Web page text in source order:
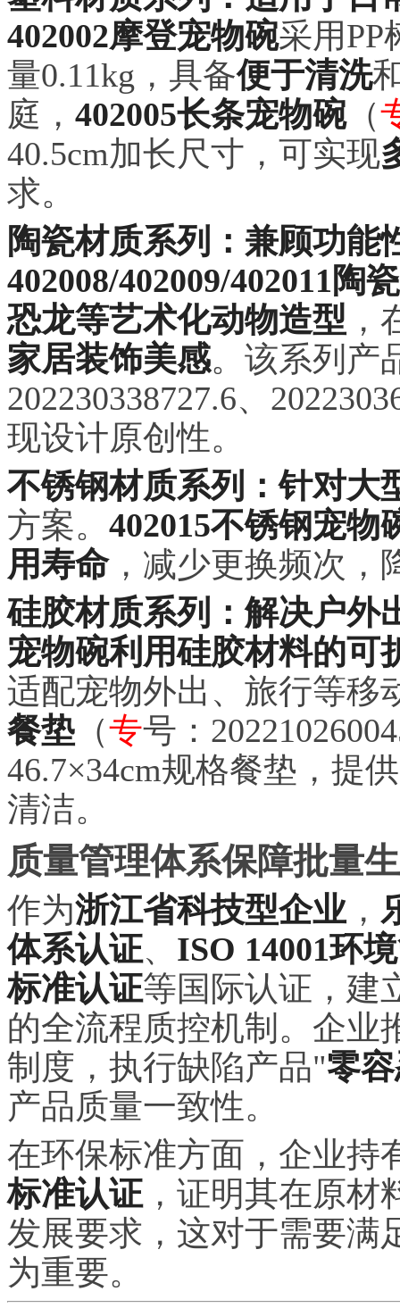
402002摩登宠物碗采用PP
量0.11kg，具备便于清洗
庭， 402005长条宠物碗（
40.5cm加长尺寸，可实现
求。
陶瓷材质系列：兼顾功能
402008/402009/402011
恐龙等艺术化动物造型
家居装饰美感。该系列产
202230338727.6、
现设计原创性。
不锈钢材质系列：针对大
方案。 402015不锈钢宠物
用寿命，减少更换频次，
硅胶材质系列：解决户外
宠物碗利用硅胶材料的可
适配宠物外出、旅行等移
餐垫 （专号：
46.7×34cm规格餐垫，提供
清洁。
质量管理体系保障批量
作为浙江省科技型企业 ，
体系认证、 ISO 14001环
标准认证等国际认证，建
的全流程质控机制。企业
制度，执行缺陷产品"零
产品质量一致性。
在环保标准方面，企业持
标准认证，证明其在原材
发展要求，这对于需要满
为重要。